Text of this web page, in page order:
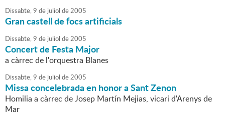
Dissabte,9 de juliol de2005
Gran castell de focs artificials
Dissabte,9 de juliol de2005
Concert de Festa Major
a càrrec de l'orquestra Blanes
Dissabte,9 de juliol de2005
Missa concelebrada en honor a Sant Zenon
Homilia a càrrec de Josep Martín Mejias, vicari d'Arenys de
Mar